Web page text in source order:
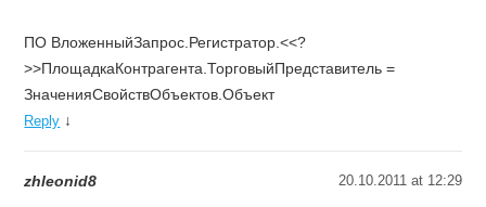
ПО ВложенныйЗапрос.Регистратор.<<?
>>ПлощадкаКонтрагента.ТорговыйПредставитель =
ЗначенияСвойствОбъектов.Объект
Reply ↓
zhleonid8 20.10.2011 at 12:29